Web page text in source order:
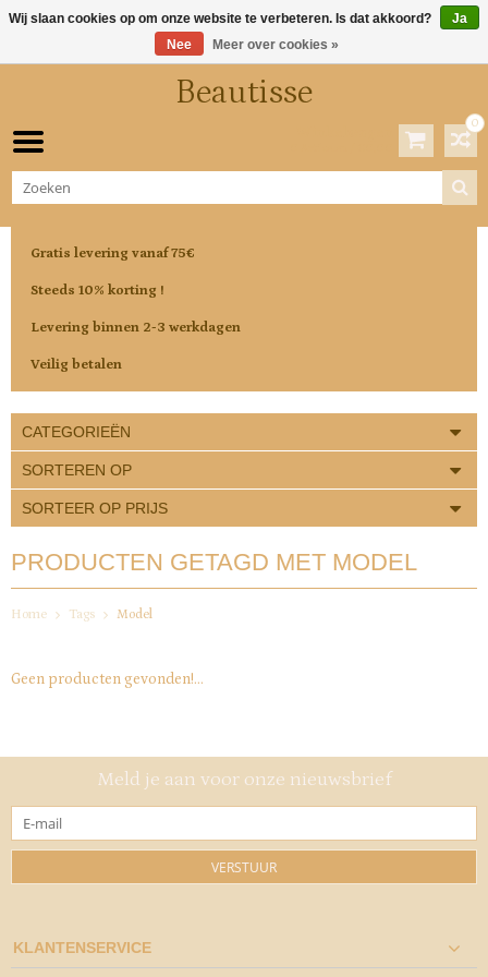
Beautisse
0
Gratis levering vanaf 75€
Steeds 10% korting !
Levering binnen 2-3 werkdagen
Veilig betalen
CATEGORIEËN
SORTEREN OP
SORTEER OP PRIJS
PRODUCTEN GETAGD MET MODEL
Home Tags Model
Geen producten gevonden!...
Meld je aan voor onze nieuwsbrief
VERSTUUR
KLANTENSERVICE
Wij slaan cookies op om onze website te verbeteren. Is dat akkoord?
Ja
Nee
Meer over cookies »